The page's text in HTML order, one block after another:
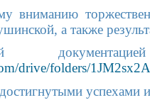
вниманию
а также
drive/folders/